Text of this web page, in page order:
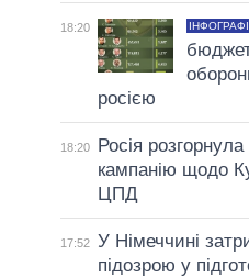
18:20
росією
18:20
Росія
кампанію щодо
ЦПД
17:52 У Німеччині
підозрою у